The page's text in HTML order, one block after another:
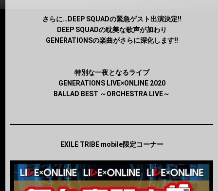
さらに…DEEP SQUADの緊急ゲスト出演決定!!
DEEP SQUADの耽美な歌声が加わり
GENERATIONSの楽曲がさらに深化します!!
特別な一夜となるライブ
GENERATIONS LIVE×ONLINE 2020
BALLAD BEST ～ORCHESTRA LIVE～
EXILE TRIBE mobile限定コーナー